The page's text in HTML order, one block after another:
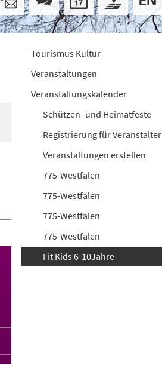
Tourismus Kultur
Veranstaltungen
Veranstaltungskalender
Schützen- und Heimatfeste
Registrierung für Veranstalter
Veranstaltungen erstellen
775-Westfalen
775-Westfalen
775-Westfalen
775-Westfalen
Fit Kids 6-10Jahre